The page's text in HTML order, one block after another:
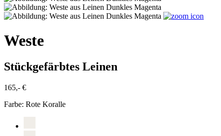
Weste
Stückgefärbtes Leinen
165,- €
Farbe: Rote Koralle